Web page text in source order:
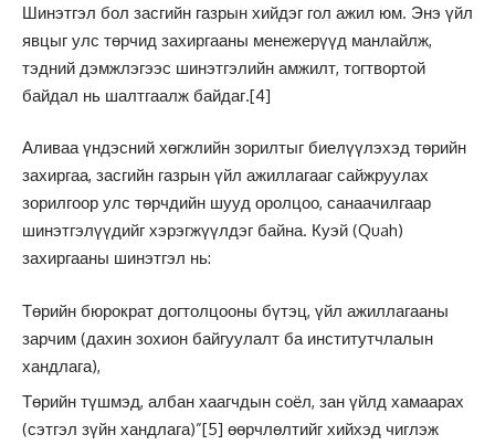
Шинэтгэл бол засгийн газрын хийдэг гол ажил юм. Энэ үйл
явцыг улс төрчид захиргааны менежерүүд манлайлж,
тэдний дэмжлэгээс шинэтгэлийн амжилт, тогтвортой
байдал нь шалтгаалж байдаг.[4]
Аливаа үндэсний хөгжлийн зорилтыг биелүүлэхэд төрийн
захиргаа, засгийн газрын үйл ажиллагааг сайжруулах
зорилгоор улс төрчдийн шууд оролцоо, санаачилгаар
шинэтгэлүүдийг хэрэгжүүлдэг байна. Куэй (Quah)
захиргааны шинэтгэл нь:
Төрийн бюрократ догтолцооны бүтэц, үйл ажиллагааны
зарчим (дахин зохион байгуулалт ба институтчлалын
хандлага),
Төрийн түшмэд, албан хаагчдын соёл, зан үйлд хамаарах
(сэтгэл зүйн хандлага)”[5] өөрчлөлтийг хийхэд чиглэж